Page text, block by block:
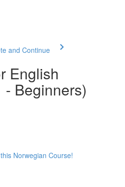
and Continue
English
- Beginners)
Norwegian Course!